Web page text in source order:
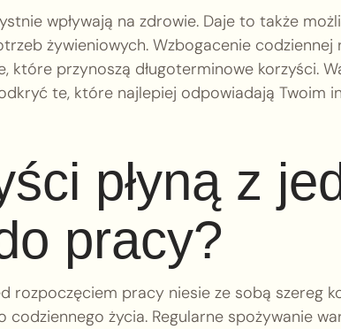
wpływają na zdrowie. Daje to także
żywieniowych. Wzbogacenie codziennej
które przynoszą długoterminowe korzyści.
te, które najlepiej odpowiadają Twoim
płyną z
pracy?
rozpoczęciem pracy niesie ze sobą szereg
życia. Regularne spożywanie